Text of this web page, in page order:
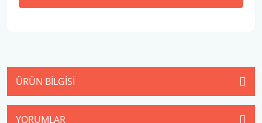
ÜRÜN BILGISI
YORUMLAR